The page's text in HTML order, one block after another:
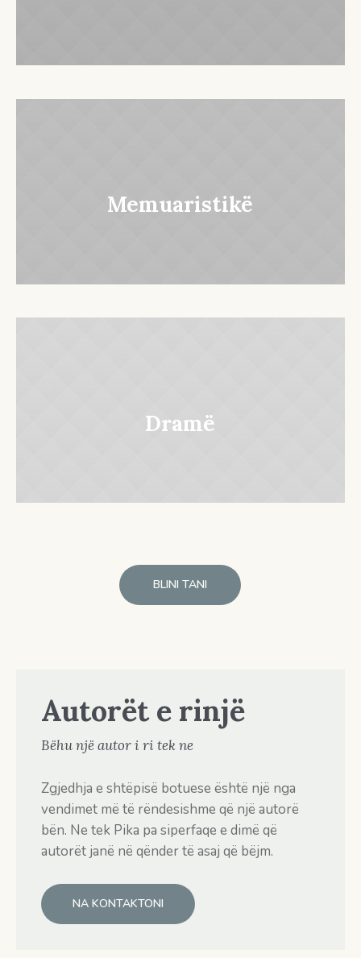
Memuaristikë
Dramë
BLINI TANI
Autorët e rinjë
Bëhu një autor i ri tek ne
Zgjedhja e shtëpisë botuese është një nga
vendimet më të rëndesishme që një autorë
bën. Ne tek Pika pa siperfaqe e dimë që
autorët janë në qënder të asaj që bëjm.
NA KONTAKTONI